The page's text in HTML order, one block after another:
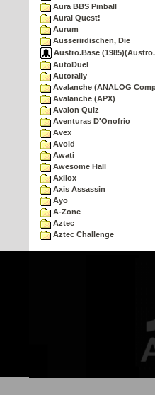
Aura BBS Pinball
Aural Quest!
Aurum
Ausserirdischen, Die
Austro.Base
AutoDuel
Autorally
Avalanche (ANALOG
Avalanche (APX)
Avalon Quiz
Aventuras D'Onofrio
Avex
Avoid
Awati
Awesome Hall
Axilox
Axis Assassin
Ayo
A-Zone
Aztec
Aztec Challenge